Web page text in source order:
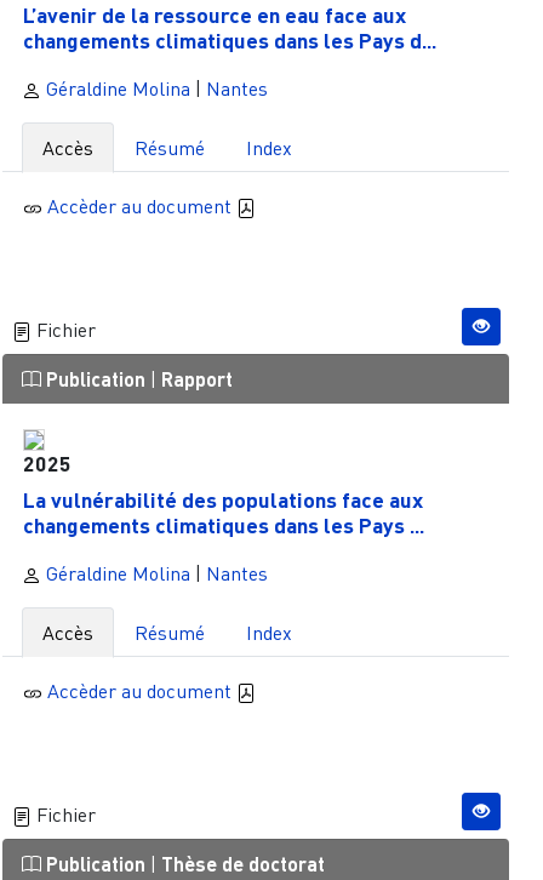
L’avenir de la ressource en eau face aux
changements climatiques dans les Pays d...
Géraldine Molina | Nantes
Accès Résumé Index
Accèder au document
Fichier
Publication | Rapport
2025
La vulnérabilité des populations face aux
changements climatiques dans les Pays ...
Géraldine Molina | Nantes
Accès Résumé Index
Accèder au document
Fichier
Publication | Thèse de doctorat